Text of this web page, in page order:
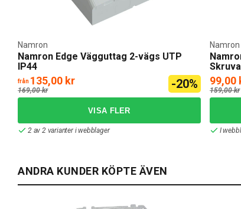
Namron Edge Vägguttag 2-vägs UTP
IP44
Namron
från 135,00 kr
169,00 kr -20%
2 av 2 varianter i webblager
Namron
99,00
159,00 kr
I
ANDRA KUNDER KÖPTE ÄVEN